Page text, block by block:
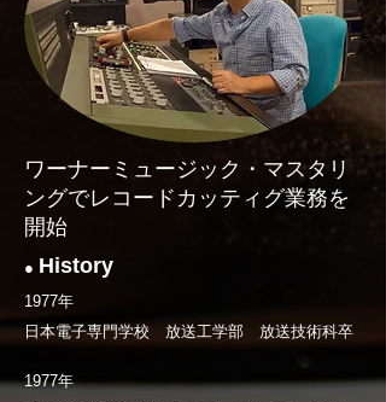
ワーナーミュージック・マスタリ
ングでレコードカッティグ業務を
開始
● History
1977年
日本電子専門学校 放送工学部 放送技術科卒
1977年